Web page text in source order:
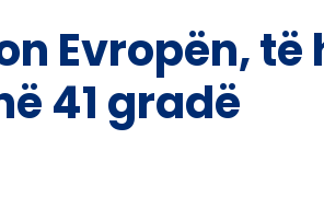
Evropën, të
41 gradë